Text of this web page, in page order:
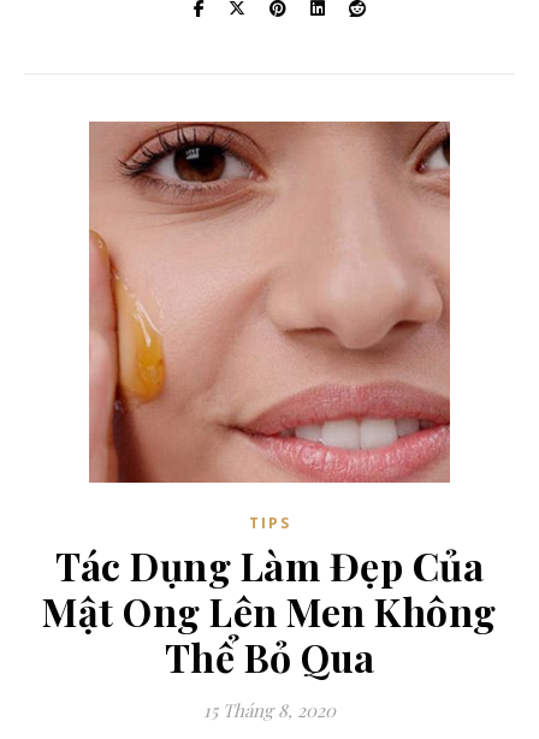
TIPS
Tác Dụng Làm Đẹp Của
Mật Ong Lên Men Không
Thể Bỏ Qua
15 Tháng 8, 2020